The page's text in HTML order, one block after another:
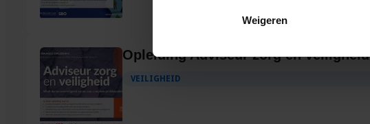
Weigeren
Opleiding Adviseur zorg en veiligheid
VEILIGHEID